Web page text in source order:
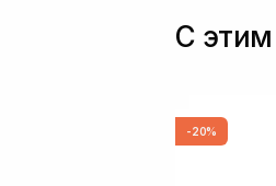
С
-20%